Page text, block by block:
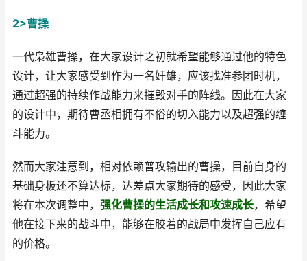
2>曹操
一代枭雄曹操，在大家设计之初就希望能够通过他的特色
设计，让大家感受到作为一名奸雄，应该找准参团时机，
通过超强的持续作战能力来摧毁对手的阵线。因此在大家
的设计中，期待曹丞相拥有不俗的切入能力以及超强的缠
斗能力。
然而大家注意到，相对依赖普攻输出的曹操，目前自身的
基础身板还不算达标，达差点大家期待的感受，因此大家
将在本次调整中， 强化曹操的生活成长和攻速成长，希望
他在接下来的战斗中，能够在胶着的战局中发挥自己应有
的价格。